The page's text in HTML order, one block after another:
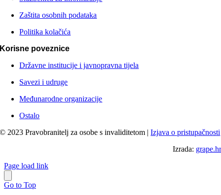
Zaštita osobnih podataka
Politika kolačića
Korisne poveznice
Državne institucije i javnopravna tijela
Savezi i udruge
Međunarodne organizacije
Ostalo
© 2023 Pravobranitelj za osobe s invaliditetom |Izjava o pristupačnosti
Izrada: grape.hr
Page load link
Go to Top